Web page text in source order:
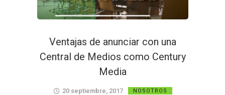
Ventajas de anunciar con una
Central de Medios como Century
Media
20 septiembre, 2017 NOSOTROS